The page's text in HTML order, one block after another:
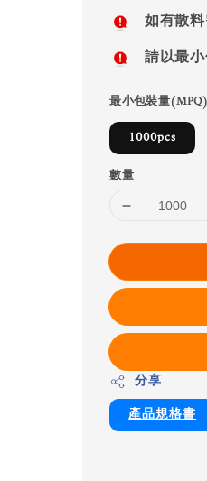
如有散
請以最
最小包裝量(MPQ)
1000pcs
數量
分享
產品規格書